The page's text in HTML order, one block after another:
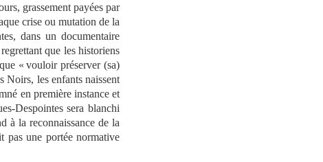
grassement payées par
crise ou mutation de la
dans un documentaire
que les historiens
« vouloir préserver (sa)
Noirs, les enfants naissent
en première instance et
Despointes sera blanchi
à la reconnaissance de la
pas une portée normative